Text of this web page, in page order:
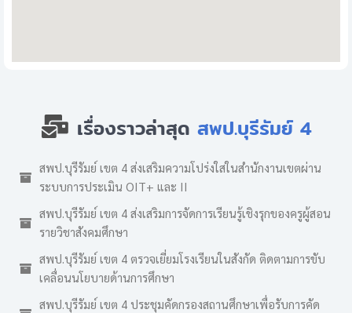
เรื่องราวล่าสุด สพป.บุรีรัมย์ 4
สพป.บุรีรัมย์ เขต 4 ส่งเสริมความโปร่งใสในสำนักงานเขตผ่าน
ระบบการประเมิน OIT+ และ II
สพป.บุรีรัมย์ เขต 4 ส่งเสริมการจัดการเรียนรู้เชิงรุกของครูผู้สอน
รายวิชาสังคมศึกษา
สพป.บุรีรัมย์ เขต 4 ตรวจเยี่ยมโรงเรียนในสังกัด ติดตามการขับ
เคลื่อนนโยบายด้านการศึกษา
สพป.บุรีรัมย์ เขต 4 ประชุมคัดกรองสถานศึกษาเพื่อรับการคัด